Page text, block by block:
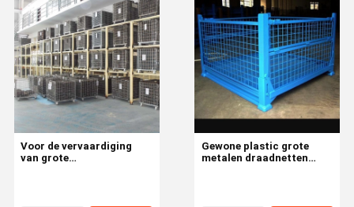
Thuis Producten Video's Over Ons
Gewone plastic grote
metalen draadnetten
Voor de vervaardiging
van grote